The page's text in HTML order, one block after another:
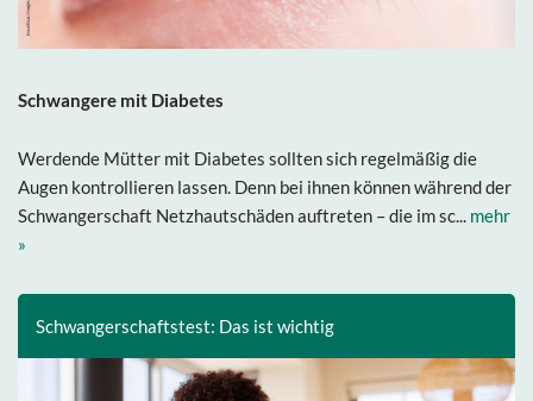
Schwangere mit Diabetes
Werdende Mütter mit Diabetes sollten sich regelmäßig die
Augen kontrollieren lassen. Denn bei ihnen können während der
Schwangerschaft Netzhautschäden auftreten – die im sc... mehr
»
Schwangerschaftstest: Das ist wichtig